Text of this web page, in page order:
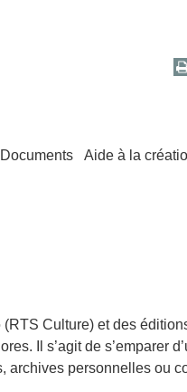
Documents Aide à la
Culture) et des
Il s’agit de s’emparer
archives personnelles ou